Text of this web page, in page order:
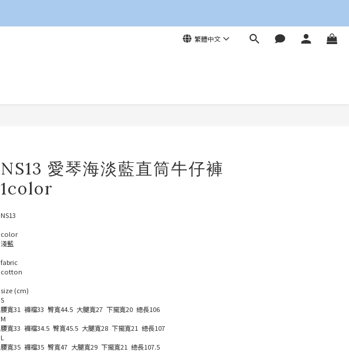
繁體中文
NS13 愛琴海淡藍直筒牛仔褲
1color
NS13
color
淺藍
fabric
cotton
size (cm)
S
腰寬31  褲襠33  臀寬44.5  大腿寬27  下擺寬20  總長106
M
腰寬33  褲襠34.5  臀寬45.5  大腿寬28  下擺寬21  總長107
L
腰寬35  褲襠35  臀寬47  大腿寬29  下擺寬21  總長107.5